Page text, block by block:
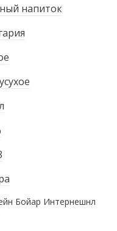
напиток
Бойар Интернешнл